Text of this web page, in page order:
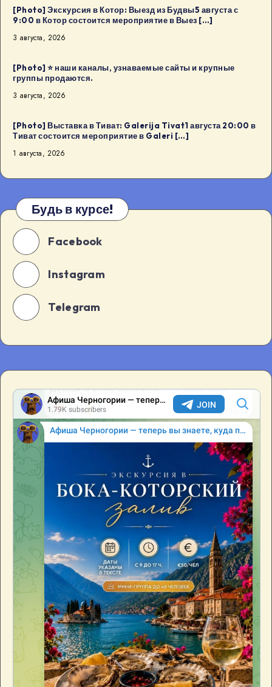
[Photo] Экскурсия в Котор: Выезд из Будвы5 августа с
9:00 в Котор состоится мероприятие в Выез […]
3 августа, 2026
[Photo] ⭐️ наши каналы, узнаваемые сайты и крупные
группы продаются.
3 августа, 2026
[Photo] Выставка в Тиват: Galerija Tivat1 августа 20:00 в
Тиват состоится мероприятие в Galeri […]
1 августа, 2026
Будь в курсе!
Facebook
Instagram
Telegram